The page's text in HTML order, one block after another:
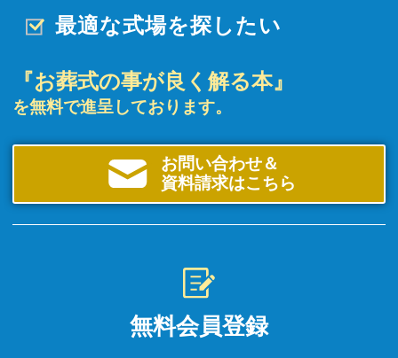
最適な式場を探したい
『お葬式の事が良く解る本』
を無料で進呈しております。
お問い合わせ＆
資料請求はこちら
無料会員登録